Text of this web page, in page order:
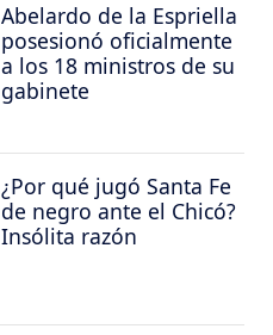
Abelardo de la Espriella
posesionó oficialmente
a los 18 ministros de su
gabinete
¿Por qué jugó Santa Fe
de negro ante el Chicó?
Insólita razón